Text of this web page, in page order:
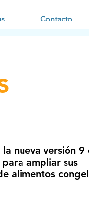
Contacto
la nueva versión 9
ampliar sus
alimentos